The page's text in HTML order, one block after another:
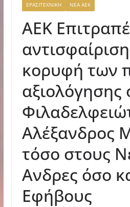
ΕΡΑΣΙΤΕΧΝΙΚΗ ΝΕΑ ΑΕΚ
ΑΕΚ
κορυφή των
αξιολόγησης
Αλέξανδρος
τόσο στους
Ανδρες όσο
Εφήβους